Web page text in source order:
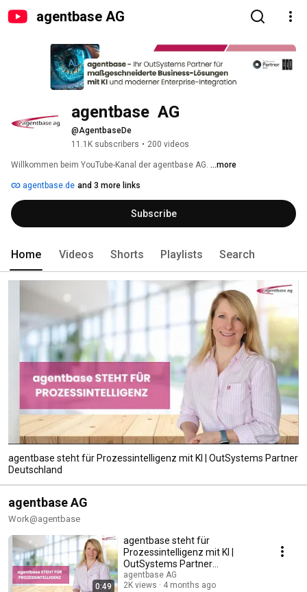
agentbase AG
agentbase  AG
@AgentbaseDe
11.1K subscribers • 200 videos
Willkommen beim YouTube-Kanal der agentbase AG. ...more
agentbase.de and 3 more links
Subscribe
Home Videos Shorts Playlists Search
agentbase steht für Prozessintelligenz mit KI | OutSystems Partner
Deutschland
agentbase AG
Work@agentbase
0:49
agentbase steht für
Prozessintelligenz mit KI |
OutSystems Partner
Deutschland
agentbase AG
2K views
4 months ago